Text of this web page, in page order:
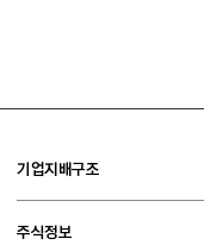
기업지배구조
주식정보